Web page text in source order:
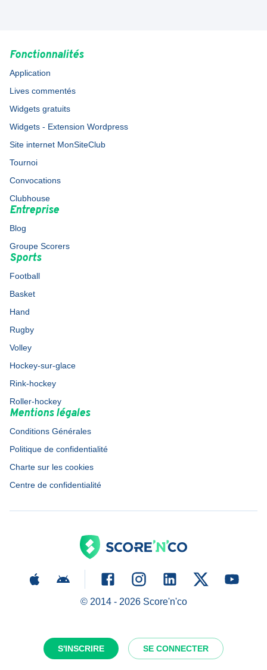
S'INSCRIRE SE CONNECTER
Fonctionnalités
Application
Lives commentés
Widgets gratuits
Widgets - Extension Wordpress
Site internet MonSiteClub
Tournoi
Convocations
Clubhouse
Entreprise
Blog
Groupe Scorers
Sports
Football
Basket
Hand
Rugby
Volley
Hockey-sur-glace
Rink-hockey
Roller-hockey
Mentions légales
Conditions Générales
Politique de confidentialité
Charte sur les cookies
Centre de confidentialité
© 2014 - 2026Score'n'co